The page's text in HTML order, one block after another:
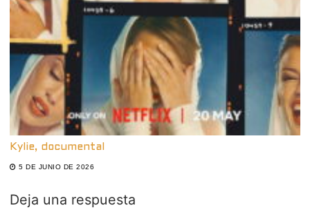
Kylie, documental
5 DE JUNIO DE 2026
Deja una respuesta